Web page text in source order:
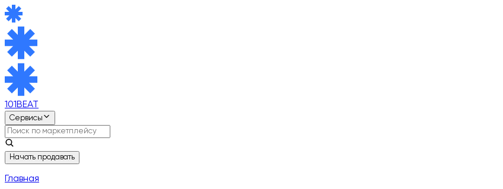
101BEAT
Сервисы
Начать продавать
Главная